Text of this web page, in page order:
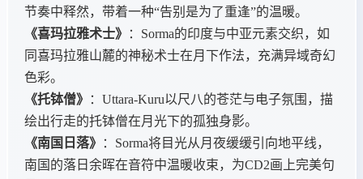
节奏中释然，带着一种“告别是为了重逢”的温暖。
《喜玛拉雅术士》
：Sorma的印度与中亚元素交织，如
同喜玛拉雅山麓的神秘术士在月下作法，充满异域奇幻
色彩。
《托钵僧》
：Uttara-Kuru以尺八的苍茫与电子氛围，描
绘出行走的托钵僧在月光下的孤独身影。
《南国日落》
：Sorma将目光从月夜缓缓引向地平线，
南国的落日余晖在音符中温暖收束，为CD2画上完美句